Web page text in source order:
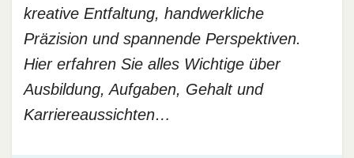
kreative Entfaltung, handwerkliche
Präzision und spannende Perspektiven.
Hier erfahren Sie alles Wichtige über
Ausbildung, Aufgaben, Gehalt und
Karriereaussichten…